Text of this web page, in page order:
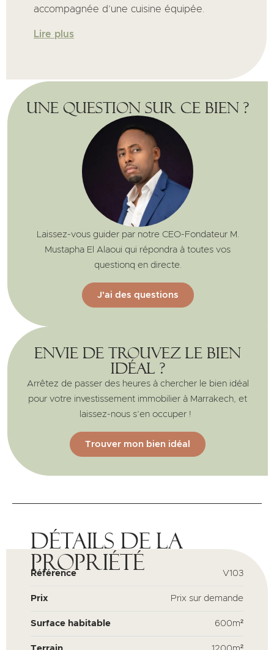
accompagnée d’une cuisine équipée.
Lire plus
Envie de trouvez le bien
idéal ?
Arrêtez de passer des heures à chercher le bien idéal
pour votre investissement immobilier à Marrakech, et
laissez-nous s’en occuper !
Trouver mon bien idéal
Une question sur ce bien ?
Laissez-vous guider par notre CEO-Fondateur M.
Mustapha El Alaoui qui répondra à toutes vos
questionq en directe.
J'ai des questions
Détails de la
propriété
Référence V103
Prix Prix sur demande
Surface habitable 600m²